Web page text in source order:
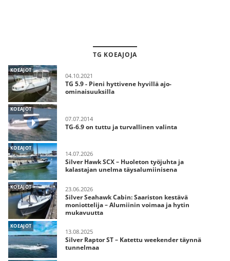
TG KOEAJOJA
KOEAJOT
04.10.2021
TG 5.9 - Pieni hyttivene hyvillä ajo-
ominaisuuksilla
KOEAJOT
07.07.2014
TG-6.9 on tuttu ja turvallinen valinta
KOEAJOT
14.07.2026
Silver Hawk SCX – Huoleton työjuhta ja
kalastajan unelma täysalumiinisena
KOEAJOT 23.06.2026
Silver Seahawk Cabin: Saariston kestävä
moniottelija – Alumiinin voimaa ja hytin
mukavuutta
KOEAJOT
13.08.2025
Silver Raptor ST – Katettu weekender täynnä
tunnelmaa